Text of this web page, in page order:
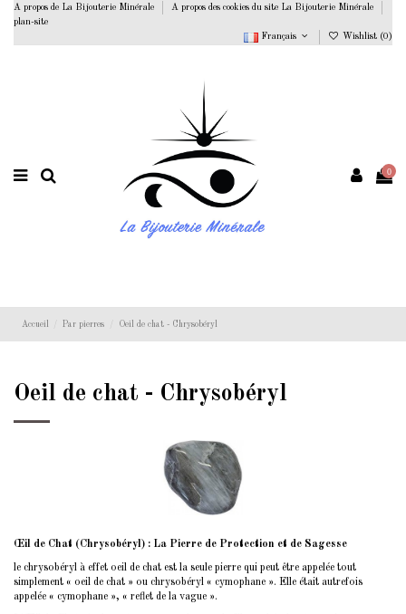
A propos de La Bijouterie Minérale
A propos des cookies du site La Bijouterie Minérale
plan-site
Français
Wishlist (0 )
0
Accueil Par pierres Oeil de chat - Chrysobéryl
Oeil de chat - Chrysobéryl
Œil de Chat (Chrysobéryl) : La Pierre de Protection et de Sagesse
le chrysobéryl à effet oeil de chat est la seule pierre qui peut être appelée tout
simplement « oeil de chat » ou chrysobéryl « cymophane ». Elle était autrefois
appelée « cymophane », « reflet de la vague ».